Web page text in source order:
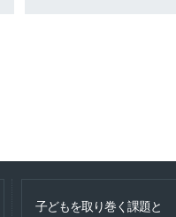
子どもを取り巻く課題と